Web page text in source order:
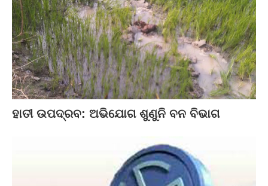
ହାତୀ ଉପଦ୍ରବ: ଅଭିଯୋଗ ଶୁଣୁନି ବନ ବିଭାଗ